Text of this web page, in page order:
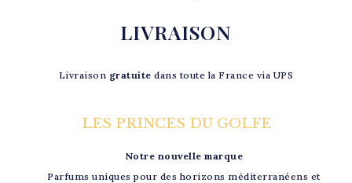
LIVRAISON
Livraison gratuite dans toute la France via UPS
LES PRINCES DU GOLFE
Notre nouvelle marque
Parfums uniques pour des horizons méditerranéens et